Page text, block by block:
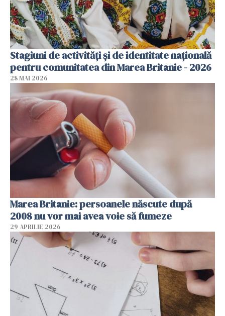
Stagiuni de activități și de identitate națională
pentru comunitatea din Marea Britanie - 2026
28 MAI 2026
Marea Britanie: persoanele născute după
2008 nu vor mai avea voie să fumeze
29 APRILIE 2026